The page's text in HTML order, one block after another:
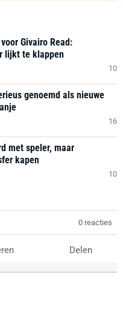
Givairo Read:
lijkt te klappen
10
genoemd als nieuwe
16
met speler, maar
kapen
10
0 reacties
Delen